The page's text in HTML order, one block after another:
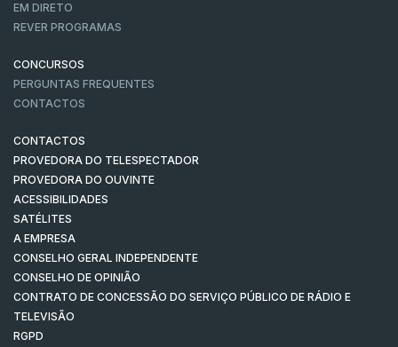
EM DIRETO
REVER PROGRAMAS
CONCURSOS
PERGUNTAS FREQUENTES
CONTACTOS
CONTACTOS
PROVEDORA DO TELESPECTADOR
PROVEDORA DO OUVINTE
ACESSIBILIDADES
SATÉLITES
A EMPRESA
CONSELHO GERAL INDEPENDENTE
CONSELHO DE OPINIÃO
CONTRATO DE CONCESSÃO DO SERVIÇO PÚBLICO DE RÁDIO E
TELEVISÃO
RGPD